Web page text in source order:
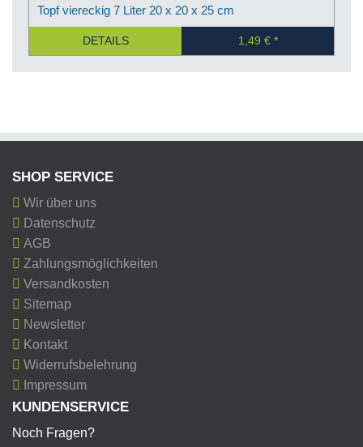
Topf viereckig 7 Liter 20 x 20 x 25 cm
DETAILS 1,49 €
SHOP SERVICE
Wir über uns
Datenschutz
AGB
Zahlungsmöglichkeiten
Versandkosten
Sitemap
Newsletter
Kontakt
Widerrufsbelehrung
Impressum
KUNDENSERVICE
Noch Fragen?